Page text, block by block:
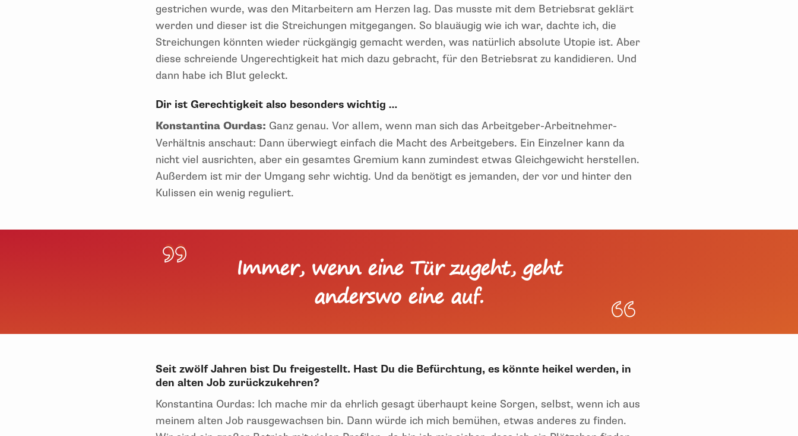
gestrichen wurde, was den Mitarbeitern am Herzen lag. Das musste mit dem Betriebsrat geklärt
werden und dieser ist die Streichungen mitgegangen. So blauäugig wie ich war, dachte ich, die
Streichungen könnten wieder rückgängig gemacht werden, was natürlich absolute Utopie ist. Aber
diese schreiende Ungerechtigkeit hat mich dazu gebracht, für den Betriebsrat zu kandidieren. Und
dann habe ich Blut geleckt.
Dir ist Gerechtigkeit also besonders wichtig …
Konstantina Ourdas: Ganz genau. Vor allem, wenn man sich das Arbeitgeber-Arbeitnehmer-
Verhältnis anschaut: Dann überwiegt einfach die Macht des Arbeitgebers. Ein Einzelner kann da
nicht viel ausrichten, aber ein gesamtes Gremium kann zumindest etwas Gleichgewicht herstellen.
Außerdem ist mir der Umgang sehr wichtig. Und da benötigt es jemanden, der vor und hinter den
Kulissen ein wenig reguliert.
Immer, wenn eine Tür zugeht, geht
anderswo eine auf.
Seit zwölf Jahren bist Du freigestellt. Hast Du die Befürchtung, es könnte heikel werden, in
den alten Job zurückzukehren?
Konstantina Ourdas: Ich mache mir da ehrlich gesagt überhaupt keine Sorgen, selbst, wenn ich aus
meinem alten Job rausgewachsen bin. Dann würde ich mich bemühen, etwas anderes zu finden.